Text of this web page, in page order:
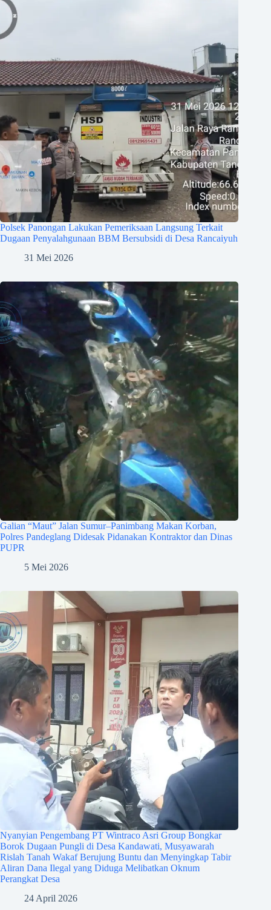
Polsek Panongan Lakukan Pemeriksaan Langsung Terkait
Dugaan Penyalahgunaan BBM Bersubsidi di Desa Rancaiyuh
31 Mei 2026
Galian “Maut” Jalan Sumur–Panimbang Makan Korban,
Polres Pandeglang Didesak Pidanakan Kontraktor dan Dinas
PUPR
5 Mei 2026
Nyanyian Pengembang PT Wintraco Asri Group Bongkar
Borok Dugaan Pungli di Desa Kandawati, Musyawarah
Rislah Tanah Wakaf Berujung Buntu dan Menyingkap Tabir
Aliran Dana Ilegal yang Diduga Melibatkan Oknum
Perangkat Desa
24 April 2026